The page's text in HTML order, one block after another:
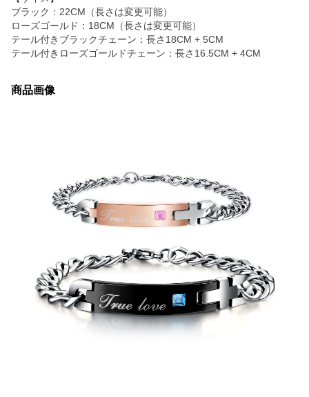
ブラック：22CM（長さは変更可能）
ローズゴールド：18CM（長さは変更可能）
テール付きブラックチェーン：長さ18CM + 5CM
テール付きローズゴールドチェーン：長さ16.5CM + 4CM
商品画像